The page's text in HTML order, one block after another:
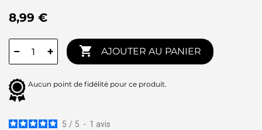
8,99 €
− +  AJOUTER AU PANIER
Aucun point de fidélité pour ce produit.
5 / 5 - 1 avis